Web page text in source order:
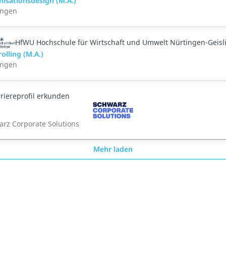
HfWU Hochschule für Wirtschaft und Umwelt Nürtingen-
(M.A.)
erkunden
Corporate Solutions
Mehr laden